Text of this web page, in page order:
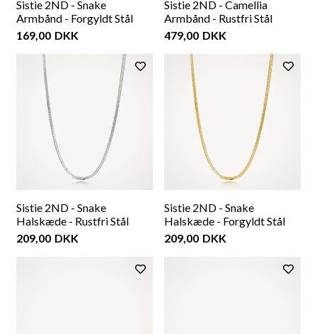
Sistie 2ND - Snake
Armbånd - Forgyldt Stål
169,00 DKK
Sistie 2ND - Camellia
Armbånd - Rustfri Stål
479,00 DKK
Sistie 2ND - Snake
Halskæde - Rustfri Stål
209,00 DKK
Sistie 2ND - Snake
Halskæde - Forgyldt Stål
209,00 DKK